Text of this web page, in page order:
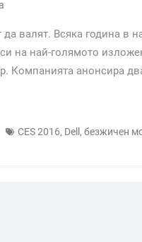
валят. Всяка година в
на най-голямото
Компанията анонсира
CES 2016, Dell , безжичен